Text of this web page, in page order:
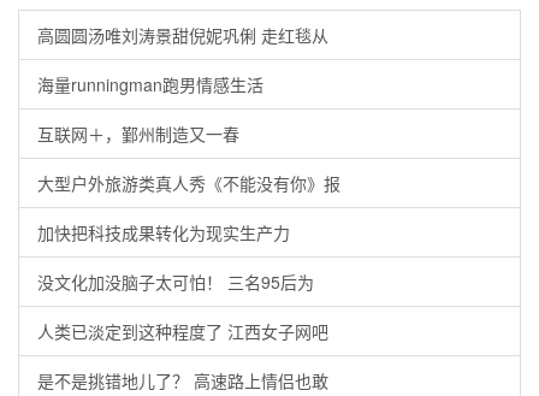
高圆圆汤唯刘涛景甜倪妮巩俐 走红毯从
海量runningman跑男情感生活
互联网＋，鄞州制造又一春
大型户外旅游类真人秀《不能没有你》报
加快把科技成果转化为现实生产力
没文化加没脑子太可怕！ 三名95后为
人类已淡定到这种程度了 江西女子网吧
是不是挑错地儿了？ 高速路上情侣也敢